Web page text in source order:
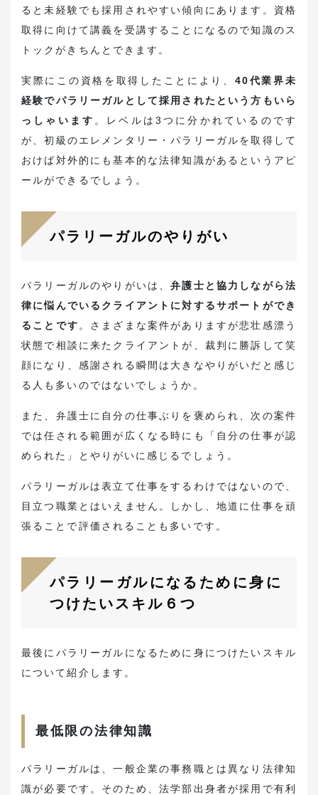
ると未経験でも採用されやすい傾向にあります。資格
取得に向けて講義を受講することになるので知識のス
トックがきちんとできます。
実際にこの資格を取得したことにより、 40代業界未
経験でパラリーガルとして採用されたという方もいら
っしゃいます 。レベルは3つに分かれているのです
が、初級のエレメンタリー・パラリーガルを取得して
おけば対外的にも基本的な法律知識があるというアピ
ールができるでしょう。
パラリーガルのやりがい
パラリーガルのやりがいは、弁護士と協力しながら法
律に悩んでいるクライアントに対するサポートができ
ることです 。さまざまな案件がありますが悲壮感漂う
状態で相談に来たクライアントが、裁判に勝訴して笑
顔になり、感謝される瞬間は大きなやりがいだと感じ
る人も多いのではないでしょうか。
また、弁護士に自分の仕事ぶりを褒められ、次の案件
では任される範囲が広くなる時にも「自分の仕事が認
められた」とやりがいに感じるでしょう。
パラリーガルは表立て仕事をするわけではないので、
目立つ職業とはいえません。しかし、地道に仕事を頑
張ることで評価されることも多いです。
パラリーガルになるために身に
つけたいスキル６つ
最後にパラリーガルになるために身につけたいスキル
について紹介します。
最低限の法律知識
パラリーガルは、一般企業の事務職とは異なり法律知
識が必要です。そのため、法学部出身者が採用で有利